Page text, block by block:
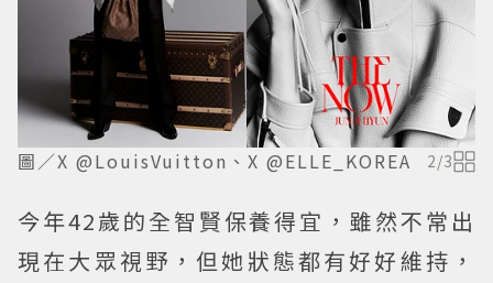
圖／X @LouisVuitton、X @ELLE_KOREA 2/3
今年42歲的全智賢保養得宜，雖然不常出
現在大眾視野，但她狀態都有好好維持，